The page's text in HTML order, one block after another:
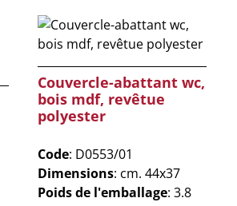
Couvercle-abattant wc,
bois mdf, revêtue
polyester
Code: D0553/01
Dimensions: cm. 44x37
Poids de l'emballage: 3.8